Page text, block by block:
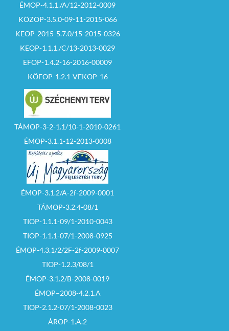
ÉMOP-4.1.1./A/12-2012-0009
KÖZOP-3.5.0-09-11-2015-066
KEOP-2015-5.7.0/15-2015-0326
KEOP-1.1.1./C/13-2013-0029
EFOP-1.4.2-16-2016-00009
KÖFOP-1.2.1-VEKOP-16
TÁMOP-3-2-1.1/10-1-2010-0261
ÉMOP-3.1.1-12-2013-0008
ÉMOP-3.1.2/A-2f-2009-0001
TÁMOP-3.2.4-08/1
TIOP-1.1.1-09/1-2010-0043
TIOP-1.1.1-07/1-2008-0925
ÉMOP-4.3.1/2/2F-2f-2009-0007
TIOP-1.2.3/08/1
ÉMOP-3.1.2/B-2008-0019
ÉMOP–2008-4.2.1.A
TIOP-2.1.2-07/1-2008-0023
ÁROP-1.A.2